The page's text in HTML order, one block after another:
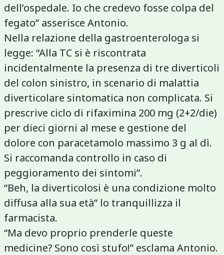
dell’ospedale. Io che credevo fosse colpa del
fegato” asserisce Antonio.
Nella relazione della gastroenterologa si
legge: “Alla TC si è riscontrata
incidentalmente la presenza di tre diverticoli
del colon sinistro, in scenario di malattia
diverticolare sintomatica non complicata. Si
prescrive ciclo di rifaximina 200 mg (2+2/die)
per dieci giorni al mese e gestione del
dolore con paracetamolo massimo 3 g al dì.
Si raccomanda controllo in caso di
peggioramento dei sintomi”.
“Beh, la diverticolosi è una condizione molto
diffusa alla sua età” lo tranquillizza il
farmacista.
“Ma devo proprio prenderle queste
medicine? Sono così stufo!” esclama Antonio.